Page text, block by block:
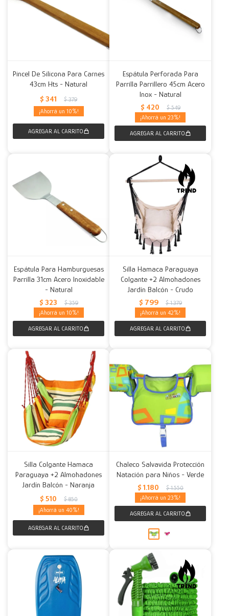
Pincel De Silicona Para Carnes
43cm Hts - Natural
$ 341 $ 379
10
Espátula Perforada Para
Parrilla Parrillero 45cm Acero
Inox - Natural
$ 420 $ 549
23
Espátula Para Hamburguesas
Parrilla 31cm Acero Inoxidable
- Natural
$ 323 $ 359
10
Silla Hamaca Paraguaya
Colgante +2 Almohadones
Jardín Balcón - Crudo
$ 799 $ 1.379
42
Silla Colgante Hamaca
Paraguaya +2 Almohadones
Jardín Balcón - Naranja
$ 510 $ 850
40
Chaleco Salvavida Protección
Natación para Niños - Verde
$ 1.180 $ 1.550
23